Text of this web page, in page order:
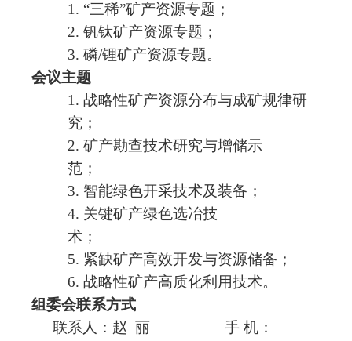
1. “三稀”矿产资源专题；
2. 钒钛矿产资源专题；
3. 磷/锂矿产资源专题。
会议主题
1. 战略性矿产资源分布与成矿规律研
究；
2. 矿产勘查技术研究与增储示
范；
3. 智能绿色开采技术及装备；
4. 关键矿产绿色选冶技
术；
5. 紧缺矿产高效开发与资源储备；
6. 战略性矿产高质化利用技术。
组委会联系方式
联系人： 赵 丽 手 机：